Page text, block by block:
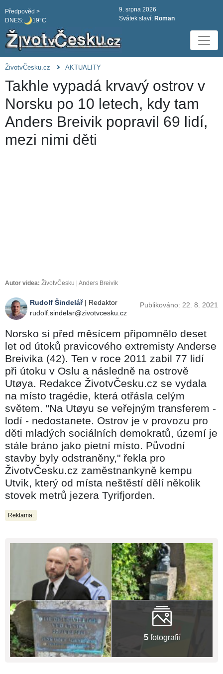
DNES: 19°C
Předpověd >
9. srpna 2026
Svátek slaví: Roman
ŽivotvČesku.cz AKTUALITY
Takhle vypadá krvavý ostrov v
Norsku po 10 letech, kdy tam
Anders Breivik popravil 69 lidí,
mezi nimi děti
Autor videa: ŽivotvČesku | Anders Breivik
Rudolf Šindelář| Redaktor
rudolf.sindelar@zivotvcesku.cz
Publikováno: 22. 8. 2021
Norsko si před měsícem připomnělo deset
let od útoků pravicového extremisty Anderse
Breivika (42). Ten v roce 2011 zabil 77 lidí
při útoku v Oslu a následně na ostrově
Utøya. Redakce ŽivotvČesku.cz se vydala
na místo tragédie, která otřásla celým
světem. "Na Utøyu se veřejným transferem -
lodí - nedostanete. Ostrov je v provozu pro
děti mladých sociálních demokratů, území je
stále bráno jako pietní místo. Původní
stavby byly odstraněny," řekla pro
ŽivotvČesku.cz zaměstnankyně kempu
Utvik, který od místa neštěstí dělí několik
stovek metrů jezera Tyrifjorden.
Reklama:
5fotografií